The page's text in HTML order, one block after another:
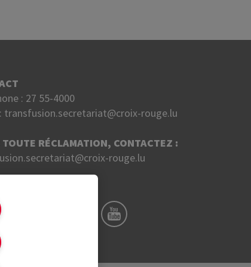
: 27 55-4000
transfusion.secretariat@croix-rouge.lu
TOUTE RÉCLAMATION, CONTACTEZ :
rouge.lu